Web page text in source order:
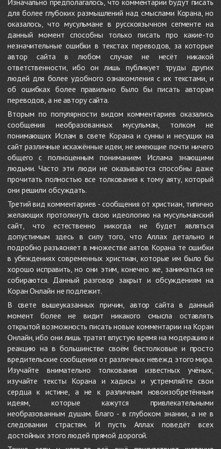
Изначально предполагалось, что комментарии будут писать
для более глубоких размышлений над смыслами Корана, но
оказалось, что мусульмане в русскоязычном сегменте на
данный момент способны только писать про какие-то
незначительные ошибки в текстах переводов, за которые
автор сайта в любом случае не несёт никакой
ответственности, ибо он лишь публикует труды других
людей для более удобного ознакомления с их текстами, и
об ошибках более правильно было бы писать авторам
переводов, а не автору сайта.
Вторым по популярности видом комментариев оказались
сообщения необразованных мусульман, толком не
понимающих Ислам в свете Корана и сунны и несущих на
сайт различные искажённые идеи, не имеющие почти ничего
общего с полноценным пониманием Ислама знающими
людьми. Часто эти люди не оказываются способны даже
прочитать полностью все толкования к тому аяту, который
они решили обсуждать.
Третий вид комментариев - сообщения от христиан, типично
желающих протолкнуть свою идеологию на мусульманский
сайт, что естественно никогда не будет являться
допустимым здесь в силу того, что Аллах детально и
подробно разъясняет в множестве аятов Корана те ошибки
в убеждениях современных христиан, которые им было бы
хорошо исправить, но они этим, конечно же, заниматься не
собираются. Данный разговор закрыт и обсуждениям на
Коран Онлайн не подлежит.
В свете вышеуказанных причин, автор сайта в данный
момент более не видит никакого смысла оставлять
открытой возможность писать новые комментарии на Коран
Онлайн, ибо они лишь тратят впустую время на модерацию и
реакцию на в большинстве своём бестолковые и просто
вредительские сообщения от различных невежд этого мира.
Изучайте внимательно толкования известных учёных,
изучайте тексты Корана и хадисы и устремляйте свои
сердца к истине, а не к различным новоизобретённым
идеям, которые кажутся привлекательными
необразованным душам. Благо - в глубоком знании, а не в
следовании страстям. И пусть Аллах поведёт всех
достойных этого людей прямой дорогой.